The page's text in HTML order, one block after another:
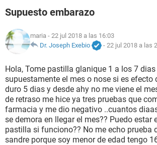
FAMILIA
NUTRICIÓN
BIENESTAR
SEXUALIDAD
GLOSARIO
Supuesto embarazo
maria - 22 jul 2018 a las 16:03
Dr. Joseph Exebio
- 22 jul 2018 a las
Hola, Tome pastilla glanique 1 a los 7
supuestamente el mes o nose si es efecto
duro 5 dias y desde ahy no me viene el
de retraso me hice ya tres pruebas que
farmacia y me dio negativo ..cuantos
se demora en llegar el mes?? Puedo estar
pastilla si funciono?? No me echo prueba
sandre porque soy menor de edad tengo